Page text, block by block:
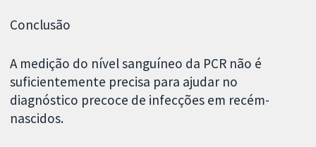
Conclusão
A medição do nível sanguíneo da PCR não é
suficientemente precisa para ajudar no
diagnóstico precoce de infecções em recém-
nascidos.